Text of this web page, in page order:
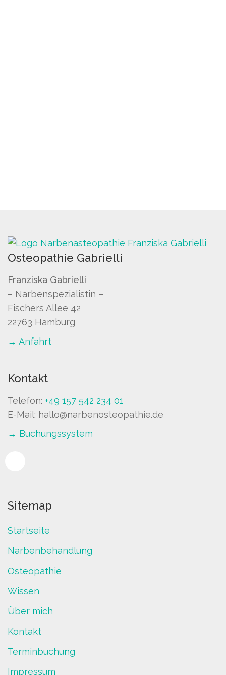
Osteopathie Gabrielli
Franziska Gabrielli
– Narbenspezialistin –
Fischers Allee 42
22763 Hamburg
→ Anfahrt
Kontakt
Telefon: +49 157 542 234 01
E-Mail: hallo@narbenosteopathie.de
→ Buchungssystem
Sitemap
Startseite
Narbenbehandlung
Osteopathie
Wissen
Über mich
Kontakt
Terminbuchung
Impressum